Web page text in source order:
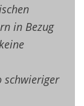
in Bezug
schwieriger